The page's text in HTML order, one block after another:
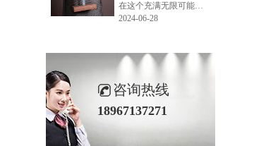
在这个充满无限可能的2024年夏季，LEMONLEE品牌设计师如虎以其非凡的创意与对自然的深刻理解，精心打造的红雪松木球礼盒，在“2024未来·已来——第六届香港新锐当代设计奖”中摘得铜奖。这不仅是对设计师如虎原创设计能力的嘉奖，更是对LEMONLEE品牌的高度认可。
2024-06-28
咨询热线
18967137271